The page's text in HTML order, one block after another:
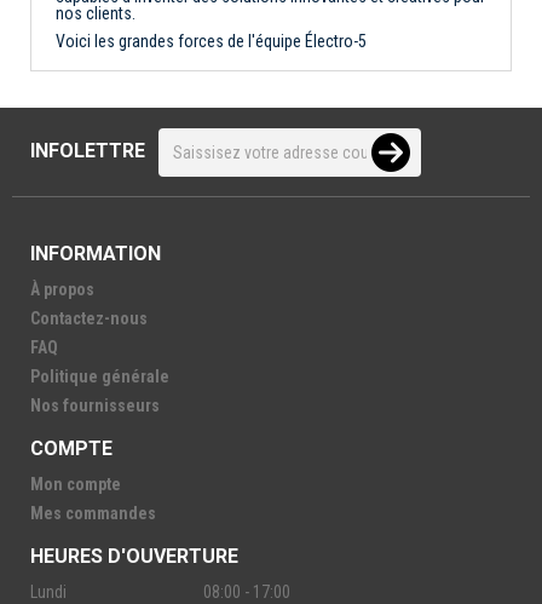
nos clients.
Voici les grandes forces de l'équipe Électro-5
INFOLETTRE
INFORMATION
À propos
Contactez-nous
FAQ
Politique générale
Nos fournisseurs
COMPTE
Mon compte
Mes commandes
HEURES D'OUVERTURE
Lundi
08:00 - 17:00